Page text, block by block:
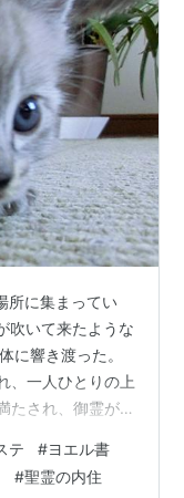
所に集まってい
吹いて来たような
に響き渡った。
、一人ひとりの上
たされ、御霊が語
人たちが、天下
2:6 この物音がし
テ #ヨエル書
#聖霊の内住